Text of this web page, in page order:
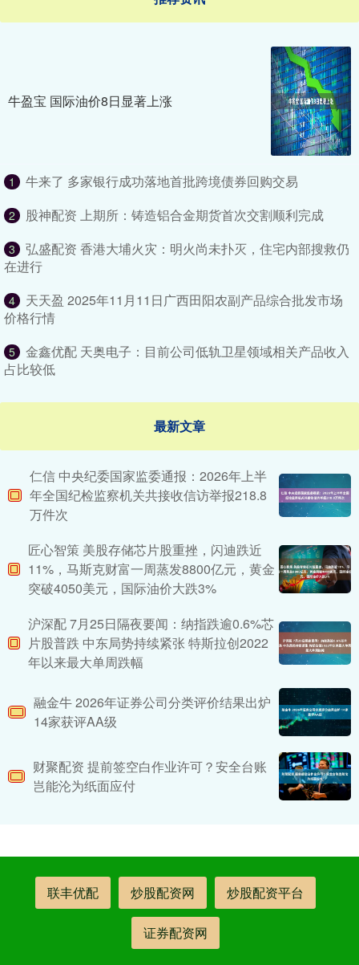
牛盈宝 国际油价8日显著上涨
1 牛来了 多家银行成功落地首批跨境债券回购交易
2 股神配资 上期所：铸造铝合金期货首次交割顺利完成
3
弘盛配资 香港大埔火灾：明火尚未扑灭，住宅内部搜救仍
在进行
4
天天盈 2025年11月11日广西田阳农副产品综合批发市场
价格行情
5
金鑫优配 天奥电子：目前公司低轨卫星领域相关产品收入
占比较低
最新文章
仁信 中央纪委国家监委通报：2026年上半
年全国纪检监察机关共接收信访举报218.8
万件次
匠心智策 美股存储芯片股重挫，闪迪跌近
11%，马斯克财富一周蒸发8800亿元，黄金
突破4050美元，国际油价大跌3%
沪深配 7月25日隔夜要闻：纳指跌逾0.6%芯
片股普跌 中东局势持续紧张 特斯拉创2022
年以来最大单周跌幅
融金牛 2026年证券公司分类评价结果出炉
14家获评AA级
财聚配资 提前签空白作业许可？安全台账
岂能沦为纸面应付
联丰优配 炒股配资网 炒股配资平台
证券配资网